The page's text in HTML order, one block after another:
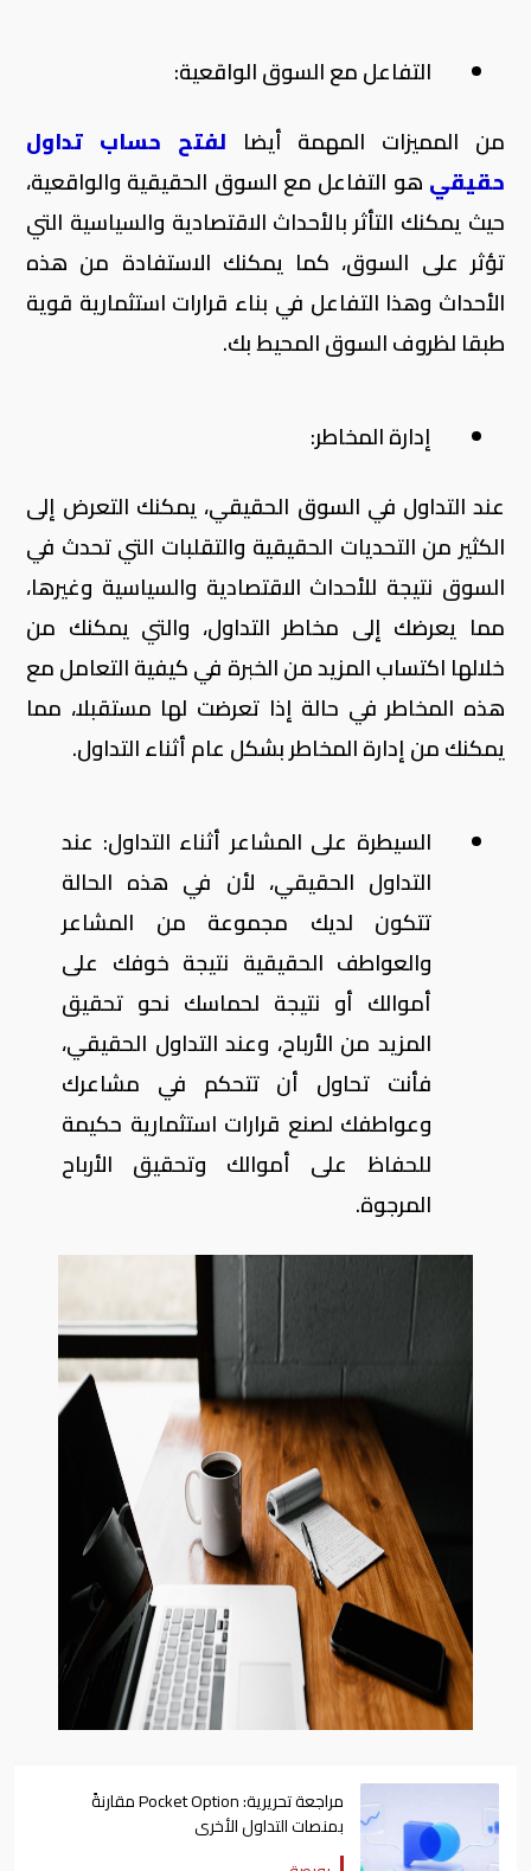
التفاعل مع السوق الواقعية:
من المميزات المهمة أيضا لفتح حساب تداول
حقيقي هو التفاعل مع السوق الحقيقية والواقعية،
حيث يمكنك التأثر بالأحداث الاقتصادية والسياسية التي
تؤثر على السوق، كما يمكنك الاستفادة من هذه
الأحداث وهذا التفاعل في بناء قرارات استثمارية قوية
طبقا لظروف السوق المحيط بك.
إدارة المخاطر:
عند التداول في السوق الحقيقي، يمكنك التعرض إلى
الكثير من التحديات الحقيقية والتقلبات التي تحدث في
السوق نتيجة للأحداث الاقتصادية والسياسية وغيرها،
مما يعرضك إلى مخاطر التداول، والتي يمكنك من
خلالها اكتساب المزيد من الخبرة في كيفية التعامل مع
هذه المخاطر في حالة إذا تعرضت لها مستقبلا، مما
يمكنك من إدارة المخاطر بشكل عام أثناء التداول.
السيطرة على المشاعر أثناء التداول: عند
التداول الحقيقي، لأن في هذه الحالة
تتكون لديك مجموعة من المشاعر
والعواطف الحقيقية نتيجة خوفك على
أموالك أو نتيجة لحماسك نحو تحقيق
المزيد من الأرباح، وعند التداول الحقيقي،
فأنت تحاول أن تتحكم في مشاعرك
وعواطفك لصنع قرارات استثمارية حكيمة
للحفاظ على أموالك وتحقيق الأرباح
المرجوة.
مراجعة تحريرية: Pocket Option مقارنةً
بمنصات التداول الأخرى